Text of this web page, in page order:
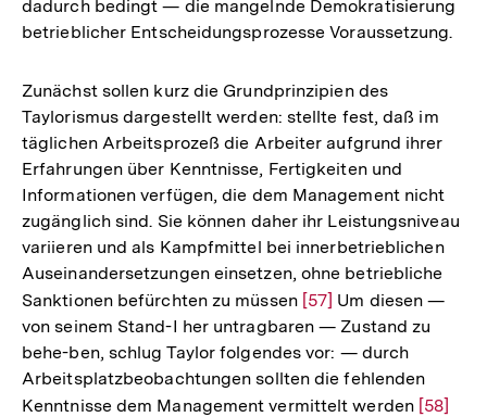
Auflösung
der
dadurch bedingt — die mangelnde Demokratisierung
betrieblicher Entscheidungsprozesse Voraussetzung.
Zunächst sollen kurz die Grundprinzipien des
Taylorismus dargestellt werden: stellte fest, daß im
täglichen Arbeitsprozeß die Arbeiter aufgrund ihrer
Erfahrungen über Kenntnisse, Fertigkeiten und
Informationen verfügen, die dem Management nicht
zugänglich sind. Sie können daher ihr Leistungsniveau
variieren und als Kampfmittel bei innerbetrieblichen
Auseinandersetzungen einsetzen, ohne betriebliche
Sanktionen befürchten zu müssen Zur
Auflösung
der
Fußnote
[57] Um diesen —
von seinem Stand-I her untragbaren — Zustand zu
behe-ben, schlug Taylor folgendes vor: — durch
Arbeitsplatzbeobachtungen sollten die fehlenden
Kenntnisse dem Management vermittelt werden Zur
[58]